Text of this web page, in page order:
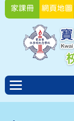
家課冊 網頁地圖